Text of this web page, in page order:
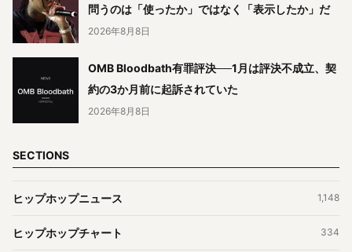
問うのは「使ったか」ではなく「表示したか」だ
2026年8月8日
OMB Bloodbath有罪評決──1月は評決不成立、契
約の3か月前に起訴されていた
2026年8月8日
SECTIONS
ヒップホップニュース 1,148
ヒップホップチャート 334